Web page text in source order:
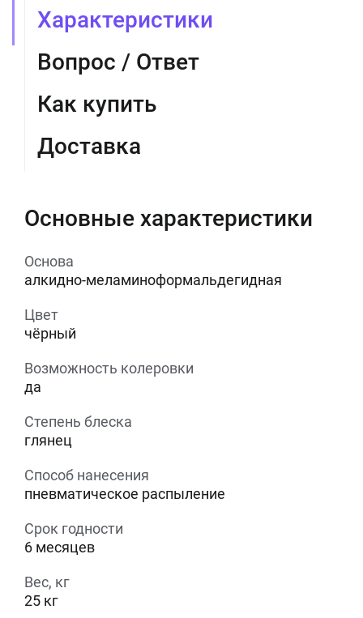
Характеристики
Вопрос / Ответ
Как купить
Доставка
Основные характеристики
Основа
алкидно-меламиноформальдегидная
Цвет
чёрный
Возможность колеровки
да
Степень блеска
глянец
Способ нанесения
пневматическое распыление
Срок годности
6 месяцев
Вес, кг
25 кг